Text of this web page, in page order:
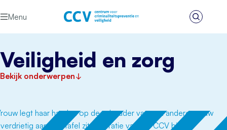
Menu
Zoeken
Veiligheid en zorg
Bekijk onderwerpen